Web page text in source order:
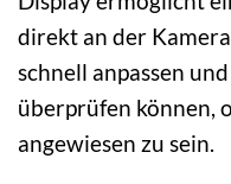
direkt an der
schnell anpassen
überprüfen können,
angewiesen zu sein.